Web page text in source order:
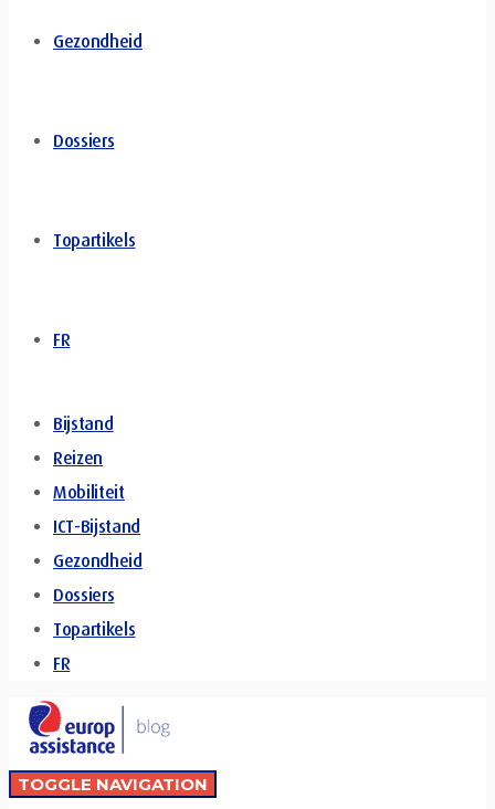
Gezondheid
Dossiers
Topartikels
FR
Bijstand
Reizen
Mobiliteit
ICT-Bijstand
Gezondheid
Dossiers
Topartikels
FR
TOGGLE NAVIGATION